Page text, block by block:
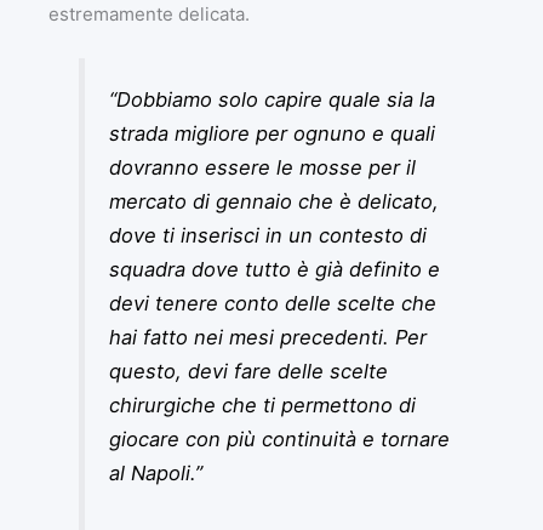
estremamente delicata.
“Dobbiamo solo capire quale sia la
strada migliore per ognuno e quali
dovranno essere le mosse per il
mercato di gennaio che è delicato,
dove ti inserisci in un contesto di
squadra dove tutto è già definito e
devi tenere conto delle scelte che
hai fatto nei mesi precedenti. Per
questo, devi fare delle scelte
chirurgiche che ti permettono di
giocare con più continuità e tornare
al Napoli.”